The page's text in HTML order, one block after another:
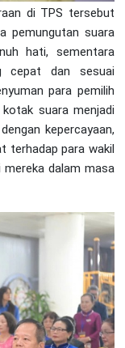
di TPS tersebut
pemungutan suara
hati, sementara
cepat dan sesuai
para pemilih
suara menjadi
kepercayaan,
terhadap para wakil
mereka dalam masa